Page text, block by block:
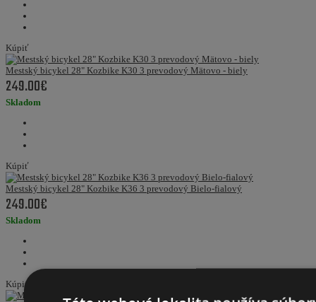
Kúpiť
Mestský bicykel 28" Kozbike K30 3 prevodový Mätovo - biely
249.00€
Skladom
Kúpiť
Mestský bicykel 28" Kozbike K36 3 prevodový Bielo-fialový
249.00€
Skladom
Kúpiť